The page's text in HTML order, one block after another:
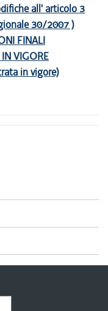
all' articolo 3
30/2007 )
FINALI
VIGORE
in vigore)